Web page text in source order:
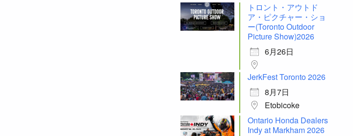
トロント・アウトド
ア・ピクチャー・ショ
ー(Toronto Outdoor
Picture Show)2026
6月26日
JerkFest Toronto 2026
8月7日
Etobicoke
Ontario Honda Dealers
Indy at Markham 2026